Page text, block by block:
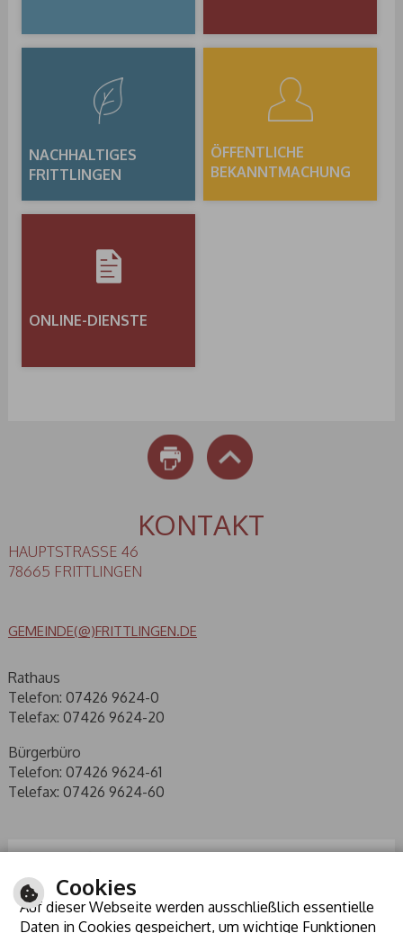
NACHHALTIGES
FRITTLINGEN
ÖFFENTLICHE
BEKANNTMACHUNG
ONLINE-DIENSTE
NACH OBEN
KONTAKT
HAUPTSTRASSE 46
78665 FRITTLINGEN
GEMEINDE(@)FRITTLINGEN.DE
Rathaus
Telefon: 07426 9624-0
Telefax: 07426 9624-20
Bürgerbüro
Telefon: 07426 9624-61
Telefax: 07426 9624-60
Cookies
Auf dieser Webseite werden ausschließlich essentielle
Daten in Cookies gespeichert, um wichtige Funktionen